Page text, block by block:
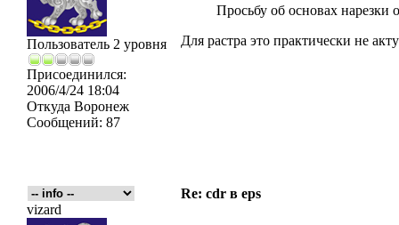
Пользователь 2 уровня
Присоединился:
2006/4/24 18:04
Откуда Воронеж
Сообщений: 87
Просьбу об основах нарезки
Для растра это практически не
Re: cdr в eps
vizard